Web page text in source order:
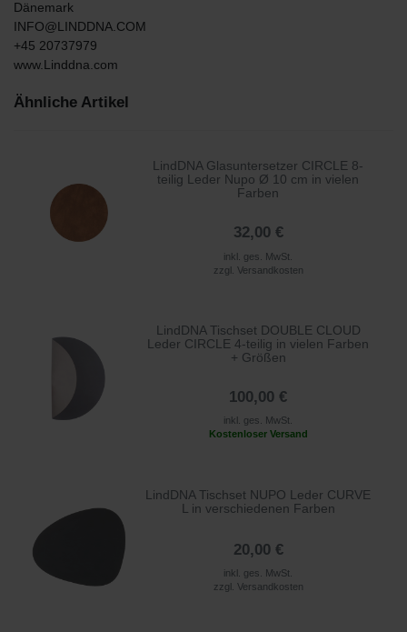
Dänemark
INFO@LINDDNA.COM
+45 20737979
www.Linddna.com
Ähnliche Artikel
LindDNA Glasuntersetzer CIRCLE 8-
teilig Leder Nupo Ø 10 cm in vielen
Farben
32,00 €
inkl. ges. MwSt.
zzgl. Versandkosten
LindDNA Tischset DOUBLE CLOUD
Leder CIRCLE 4-teilig in vielen Farben
+ Größen
100,00 €
inkl. ges. MwSt.
Kostenloser Versand
LindDNA Tischset NUPO Leder CURVE
L in verschiedenen Farben
20,00 €
inkl. ges. MwSt.
zzgl. Versandkosten